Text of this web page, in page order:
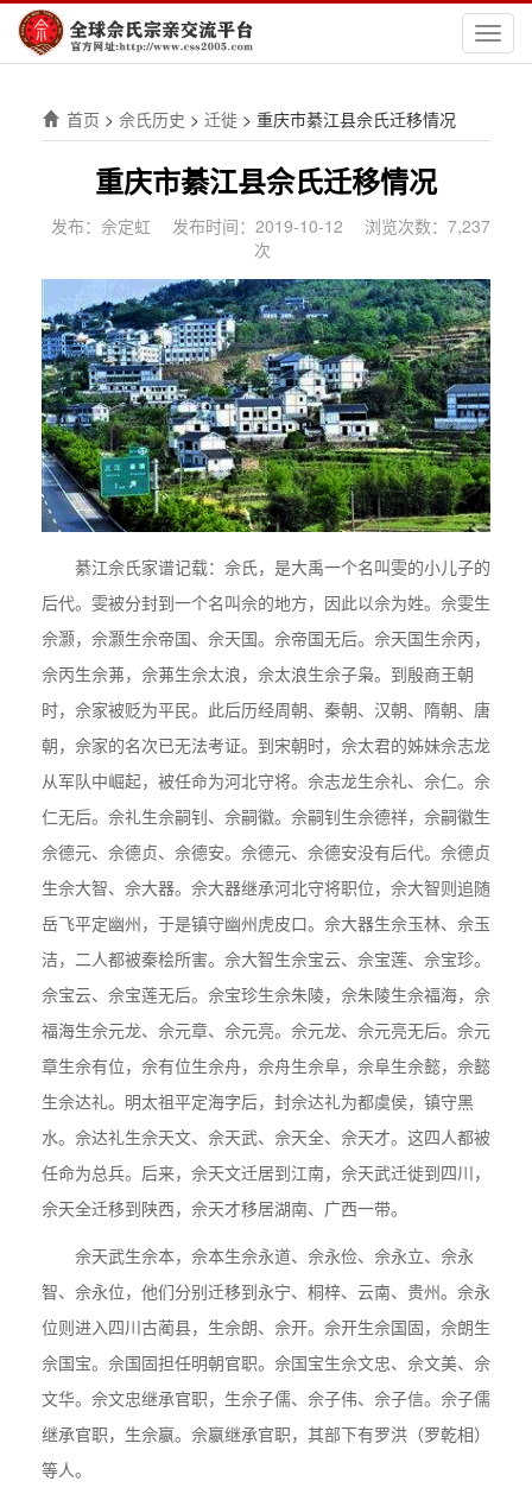
切
换
首页 > 佘氏历史 > 迁徙 > 重庆市綦江县佘氏迁移情况
重庆市綦江县佘氏迁移情况
发布：佘定虹 发布时间：2019-10-12
浏览次数：7,237
次
綦江佘氏家谱记载：佘氏，是大禹一个名叫雯的小儿子的
后代。雯被分封到一个名叫佘的地方，因此以佘为姓。佘雯生
佘灏，佘灏生佘帝国、佘天国。佘帝国无后。佘天国生佘丙，
佘丙生佘茀，佘茀生佘太浪，佘太浪生佘子枭。到殷商王朝
时，佘家被贬为平民。此后历经周朝、秦朝、汉朝、隋朝、唐
朝，佘家的名次已无法考证。到宋朝时，佘太君的姊妹佘志龙
从军队中崛起，被任命为河北守将。佘志龙生佘礼、佘仁。佘
仁无后。佘礼生佘嗣钊、佘嗣徽。佘嗣钊生佘德祥，佘嗣徽生
佘德元、佘德贞、佘德安。佘德元、佘德安没有后代。佘德贞
生佘大智、佘大器。佘大器继承河北守将职位，佘大智则追随
岳飞平定幽州，于是镇守幽州虎皮口。佘大器生佘玉林、佘玉
洁，二人都被秦桧所害。佘大智生佘宝云、佘宝莲、佘宝珍。
佘宝云、佘宝莲无后。佘宝珍生佘朱陵，佘朱陵生佘福海，佘
福海生佘元龙、佘元章、佘元亮。佘元龙、佘元亮无后。佘元
章生佘有位，佘有位生佘舟，佘舟生佘阜，佘阜生佘懿，佘懿
生佘达礼。明太祖平定海字后，封佘达礼为都虞侯，镇守黑
水。佘达礼生佘天文、佘天武、佘天全、佘天才。这四人都被
任命为总兵。后来，佘天文迁居到江南，佘天武迁徙到四川，
佘天全迁移到陕西，佘天才移居湖南、广西一带。
佘天武生佘本，佘本生佘永道、佘永俭、佘永立、佘永
智、佘永位，他们分别迁移到永宁、桐梓、云南、贵州。佘永
位则进入四川古蔺县，生佘朗、佘开。佘开生佘国固，佘朗生
佘国宝。佘国固担任明朝官职。佘国宝生佘文忠、佘文美、佘
文华。佘文忠继承官职，生佘子儒、佘子伟、佘子信。佘子儒
继承官职，生佘嬴。佘嬴继承官职，其部下有罗洪（罗乾相）
等人。